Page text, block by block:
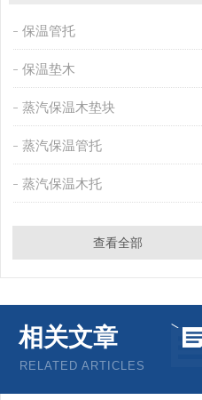
保温管托
保温垫木
蒸汽保温木垫块
蒸汽保温管托
蒸汽保温木托
查看全部
相关文章
RELATED ARTICLES